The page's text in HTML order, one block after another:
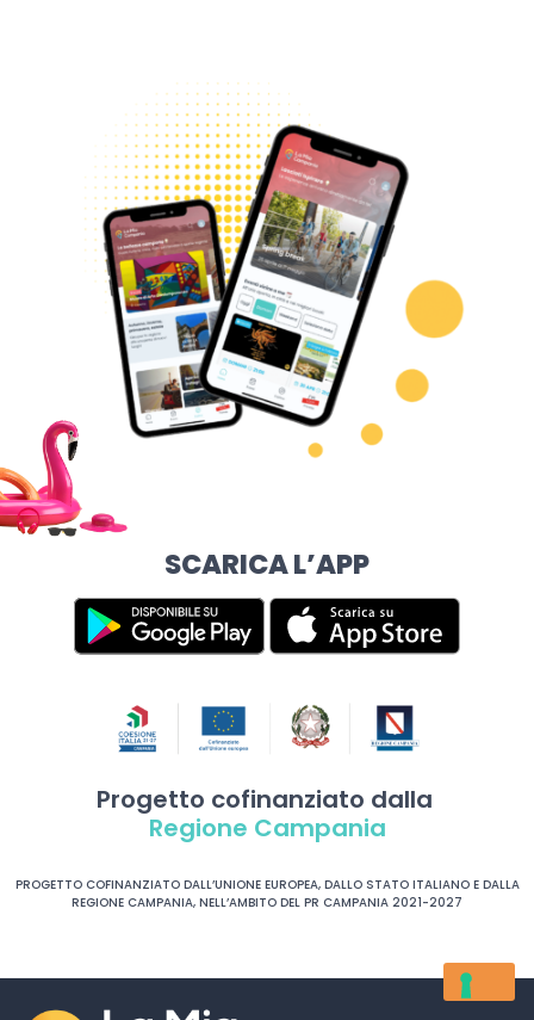
SCARICA L’APP
Progetto cofinanziato dalla
Regione Campania
PROGETTO COFINANZIATO DALL’UNIONE EUROPEA, DALLO STATO ITALIANO E DALLA
REGIONE CAMPANIA, NELL’AMBITO DEL PR CAMPANIA 2021-2027